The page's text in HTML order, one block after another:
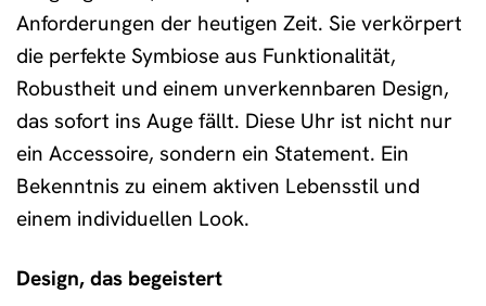
Anforderungen der heutigen Zeit. Sie verkörpert
die perfekte Symbiose aus Funktionalität,
Robustheit und einem unverkennbaren Design,
das sofort ins Auge fällt. Diese Uhr ist nicht nur
ein Accessoire, sondern ein Statement. Ein
Bekenntnis zu einem aktiven Lebensstil und
einem individuellen Look.
Design, das begeistert